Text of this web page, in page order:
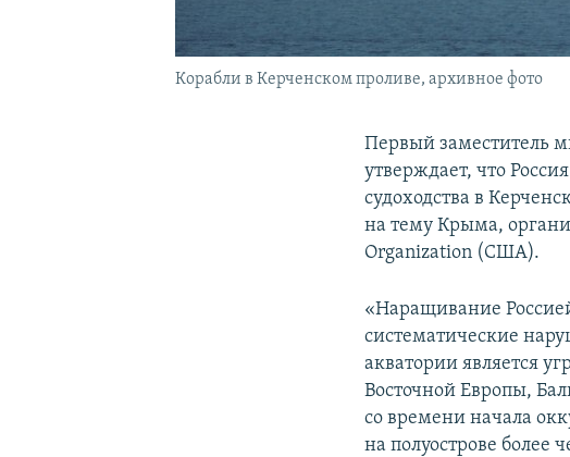
Корабли в Керченском проливе, архивное фото
Первый заместитель
утверждает, что
судоходства в
на тему Крыма,
Organization (США).
«Наращивание
систематические
акватории является
Восточной Европы,
со времени начала
на полуострове более